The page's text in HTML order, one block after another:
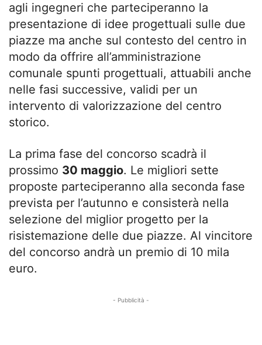
agli ingegneri che parteciperanno la
presentazione di idee progettuali sulle due
piazze ma anche sul contesto del centro in
modo da offrire all’amministrazione
comunale spunti progettuali, attuabili anche
nelle fasi successive, validi per un
intervento di valorizzazione del centro
storico.
La prima fase del concorso scadrà il
prossimo 30 maggio. Le migliori sette
proposte parteciperanno alla seconda fase
prevista per l’autunno e consisterà nella
selezione del miglior progetto per la
risistemazione delle due piazze. Al vincitore
del concorso andrà un premio di 10 mila
euro.
- Pubblicità -